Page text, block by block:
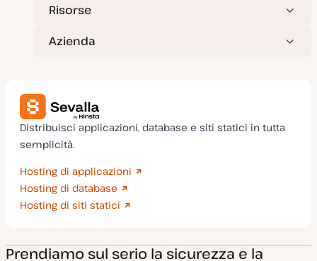
Risorse
Azienda
Distribuisci applicazioni, database e siti statici in tutta
semplicità.
Hosting di applicazioni
Hosting di database
Hosting di siti statici
Prendiamo sul serio la sicurezza e la